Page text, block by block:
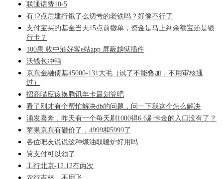
联通话费10-5
有12点后建行饿了么切号的老铁吗？好像不行了
支付宝买的基金当天15点前撤单，资金是马上到余额宝还是银
行卡？
100果 收中油好客e站app 屏蔽越狱插件
沃钱包冲鸭
京东金融债基45000-131大毛（试了不能叠加，不用审核通
过）
招商喵应该换腾讯年卡最划算吧
看了刚才有个帮忙解决db的问题，问一下我这个怎么解决
浦发喜奔，昨天有一个每天刷1000得6.6刷卡金的入口没有了？
苹果京东有砸价了，4999和5999了
各位吧友说说这种煤油取暖炉好用吗
翼支付可以领了
工行北京-12.12有两次